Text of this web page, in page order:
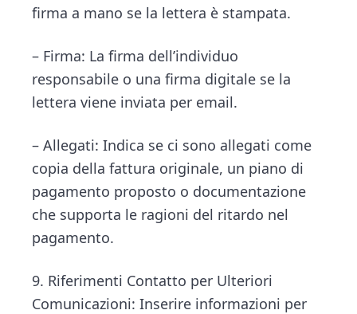
firma a mano se la lettera è stampata.
– Firma: La firma dell’individuo
responsabile o una firma digitale se la
lettera viene inviata per email.
– Allegati: Indica se ci sono allegati come
copia della fattura originale, un piano di
pagamento proposto o documentazione
che supporta le ragioni del ritardo nel
pagamento.
9. Riferimenti Contatto per Ulteriori
Comunicazioni: Inserire informazioni per